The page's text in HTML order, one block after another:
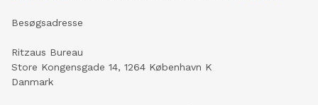
Besøgsadresse
Ritzaus Bureau
Store Kongensgade 14, 1264 København K
Danmark